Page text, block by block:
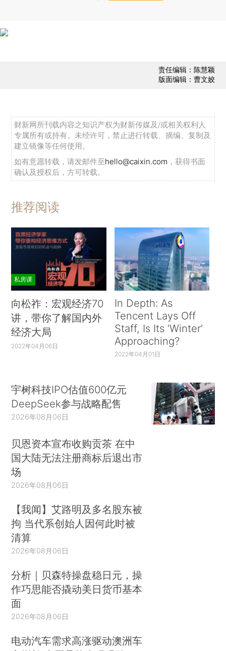
责任编辑：陈慧颖
版面编辑：曹文姣
财新网所刊载内容之知识产权为财新传媒及/或相关权利人
专属所有或持有。未经许可，禁止进行转载、摘编、复制及
建立镜像等任何使用。
如有意愿转载，请发邮件至hello@caixin.com ，获得书面
确认及授权后，方可转载。
推荐阅读
私房课
向松祚：宏观经济70
讲，带你了解国内外
经济大局
2022年04月06日
In Depth: As
Tencent Lays Off
Staff, Is Its ‘Winter’
Approaching?
2022年04月01日
宇树科技IPO估值600亿元
DeepSeek参与战略配售
2026年08月06日
贝恩资本宣布收购贡茶 在中
国大陆无法注册商标后退出市
场
2026年08月06日
【我闻】艾路明及多名股东被
拘 当代系创始人因何此时被
清算
2026年08月06日
分析｜贝森特操盘稳日元，操
作巧思能否撬动美日货币基本
面
2026年08月06日
电动汽车需求高涨驱动澳洲车